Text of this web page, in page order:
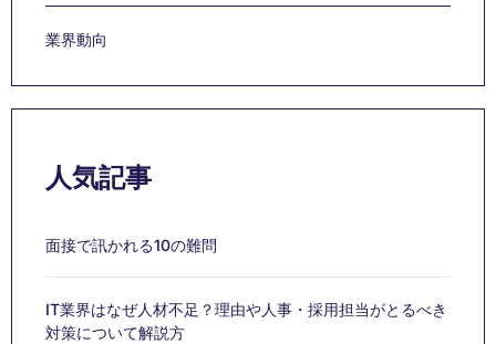
業界動向
人気記事
面接で訊かれる10の難問
IT業界はなぜ人材不足？理由や人事・採用担当がとるべき
対策について解説方